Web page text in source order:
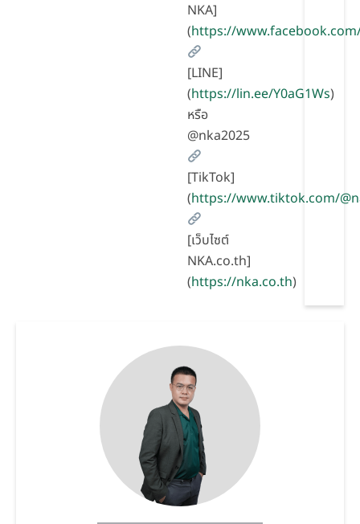
NKA]
(https://
[LINE]
(https://lin.ee/Y0aG1Ws)
หรือ
@nka2025
[TikTok]
(https://www.tiktok.com/
[เว็บไซต์
NKA.co.th]
(https://nka.co.th)